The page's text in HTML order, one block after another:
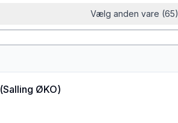
Vælg anden vare (65)
(Salling ØKO)